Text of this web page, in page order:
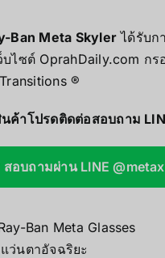
Mini/Micro PC
Wireless
Ban Meta Skyler ได้รับก
ไซต์ OprahDaily.com ก
®
ค้าโปรดติดต่อสอบถาม
อบถามผ่าน LINE
Ban Meta Glasses
แว่นตาอัจฉริยะ